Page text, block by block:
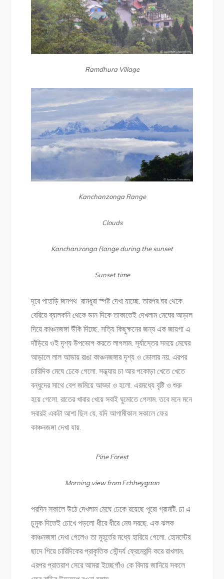
Ramdhura Village
Kanchanzonga Range
Clouds
Kanchanzonga Range during the sunset
Sunset time
দূরে পাহাড়ি জনপথ রামধুরা স্পষ্ট দেখা যাচ্ছে. তারপর ঘর থেকে
বেরিয়ে ব্যালকনি থেকে ডান দিকে তাকাতেই দেখলাম মেঘের আড়াল
দিয়ে কাঞ্চনজঙ্গা উঁকি দিচ্ছে. সত্যি কিছুক্ষনের জন্য এক জায়গা এ
দাঁড়িয়ে ওই দৃশ্য উপভোগ করতে লাগলাম. সূর্যাস্তের সময়ে মেঘের
আড়ালে লাল আভায় রাঙা কাঞ্চনজঙ্গার দৃশ্য ও ভোলার নয়. এরপর
চারিদিক মেঘে ঢেকে গেলো. সন্ধ্যায় চা আর পকোড়া খেতে খেতে
বন্ধুদের সাথে বেশ জমিয়ে আড্ডা ও হলো. এরমধ্যে বৃষ্টি ও শুরু
হয়ে গেলো. রাতের খাবার খেয়ে সবাই ঘুমোতে গেলাম. তবে মনে মনে
সবারই একটা আশা ছিল যে, যদি আগামীকাল সকালে ফের
কাঞ্চনজঙ্গা দেখা যায়.
Pine Forest
Morning view from Echheygaon
পরদিন সকালে উঠে দেখলাম মেঘে ঢেকে রয়েছে পুরো গ্রামটি. চা এ
চুমুক দিতেই চোখে পড়লো ধীরে ধীরে মেঘ সরছে. এক ঝলক
কাঞ্চনজঙ্গা দেখা গেলেও তা মুহূর্তের মধ্যে হারিয়ে গেলো. হোমস্টের
ছাদে গিয়ে চারিদিকের প্রাকৃতিক সৌন্দর্য ফ্রেমেবন্দি করে রাখলাম.
এরপর প্রাতরাশ সেরে আমরা ইচ্ছেগাঁও কে বিদায় জানিয়ে সকলে